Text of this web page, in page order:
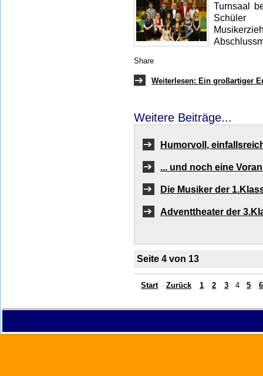
Turnsaal
Schüler
Share
Weiterlesen: Ein großartiger
Weitere Beiträge...
Humorvoll,
... und noch eine
Die Musiker der
Adventtheater der
Seite 4 von 13
Start Zurück 1 2 3 4 5 6